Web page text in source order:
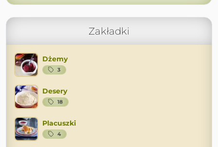
Zakładki
Dżemy
3
Desery
18
Placuszki
4